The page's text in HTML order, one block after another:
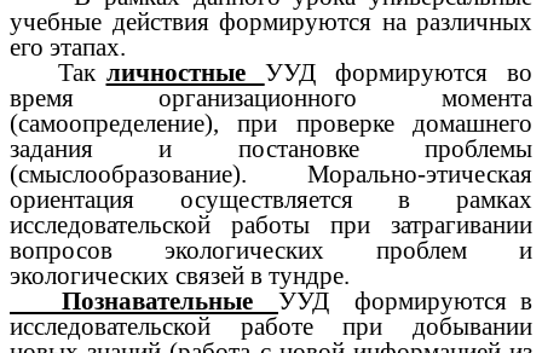
учебные действия формируются на различных
его этапах.
Так личностные УУД формируются во
время организационного момента
(самоопределение), при проверке домашнего
задания и постановке проблемы
(смыслообразование). Морально-этическая
ориентация осуществляется в рамках
исследовательской работы при затрагивании
вопросов экологических проблем и
экологических связей в тундре.
Познавательные УУД формируются в
исследовательской работе при добывании